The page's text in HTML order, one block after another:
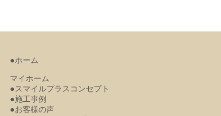
●ホーム
マイホーム
●スマイルプラスコンセプト
●施工事例
●お客様の声